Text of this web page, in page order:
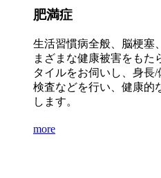
肥満症
生活習慣病全般、脳梗塞
まざまな健康被害をもた
タイルをお伺いし、身長
検査などを行い、健康的
します。
more